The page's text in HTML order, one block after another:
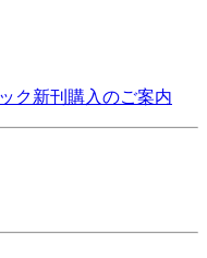
ク新刊購入のご案内